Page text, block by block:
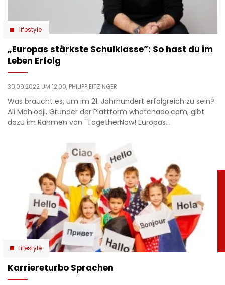
lifestyle
„Europas stärkste Schulklasse”: So hast du im
Leben Erfolg
30.09.2022 UM 12:00, PHILIPP EITZINGER
Was braucht es, um im 21. Jahrhundert erfolgreich zu sein?
Ali Mahlodji, Gründer der Plattform whatchado.com, gibt
dazu im Rahmen von "TogetherNow! Europas…
lifestyle
Karriereturbo Sprachen